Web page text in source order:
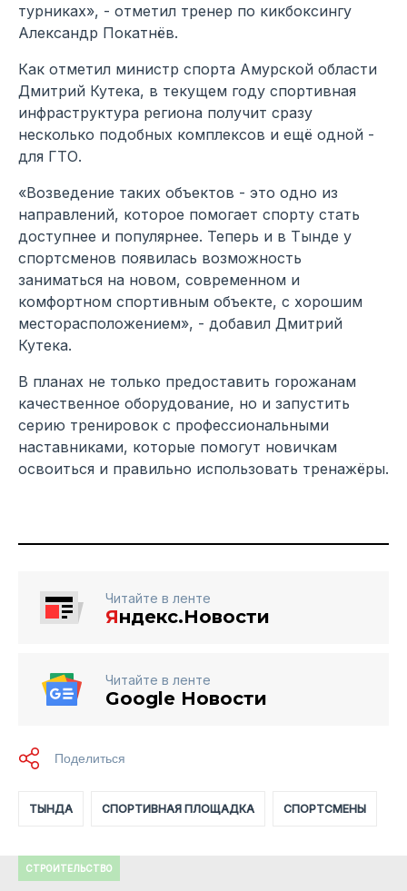
турниках», - отметил тренер по кикбоксингу
Александр Покатнёв.
Как отметил министр спорта Амурской области
Дмитрий Кутека, в текущем году спортивная
инфраструктура региона получит сразу
несколько подобных комплексов и ещё одной -
для ГТО.
«Возведение таких объектов - это одно из
направлений, которое помогает спорту стать
доступнее и популярнее. Теперь и в Тынде у
спортсменов появилась возможность
заниматься на новом, современном и
комфортном спортивным объекте, с хорошим
месторасположением», - добавил Дмитрий
Кутека.
В планах не только предоставить горожанам
качественное оборудование, но и запустить
серию тренировок с профессиональными
наставниками, которые помогут новичкам
освоиться и правильно использовать тренажёры.
Читайте в ленте
Яндекс.Новости
Читайте в ленте
Google Новости
ТЫНДА СПОРТИВНАЯ ПЛОЩАДКА СПОРТСМЕНЫ
СТРОИТЕЛЬСТВО